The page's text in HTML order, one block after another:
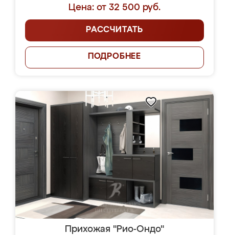
Цена: от 32 500 руб.
РАССЧИТАТЬ
ПОДРОБНЕЕ
Прихожая "Рио-Ондо"